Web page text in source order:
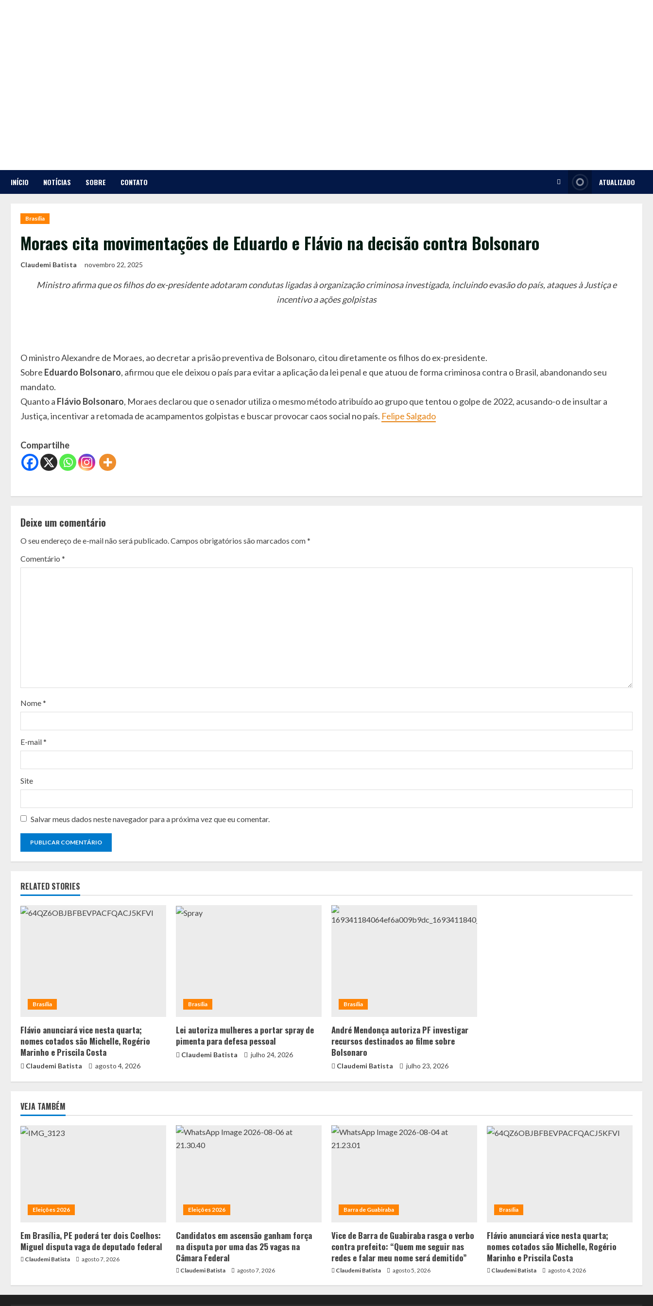
INÍCIO NOTÍCIAS SOBRE CONTATO ATUALIZADO
Brasília
Moraes cita movimentações de Eduardo e Flávio na decisão contra Bolsonaro
Claudemi Batista novembro 22, 2025
Ministro afirma que os filhos do ex-presidente adotaram condutas ligadas à organização criminosa investigada, incluindo evasão do país, ataques à Justiça e
incentivo a ações golpistas
O ministro Alexandre de Moraes, ao decretar a prisão preventiva de Bolsonaro, citou diretamente os filhos do ex-presidente.
Sobre Eduardo Bolsonaro, afirmou que ele deixou o país para evitar a aplicação da lei penal e que atuou de forma criminosa contra o Brasil, abandonando seu
mandato.
Quanto a Flávio Bolsonaro, Moraes declarou que o senador utiliza o mesmo método atribuído ao grupo que tentou o golpe de 2022, acusando-o de insultar a
Justiça, incentivar a retomada de acampamentos golpistas e buscar provocar caos social no país. Felipe Salgado
Compartilhe
C
n
t
i
a
d
i
n
g
Deixe um comentário
O seu endereço de e-mail não será publicado. Campos obrigatórios são marcados com*
Comentário *
Nome*
E-mail*
Site
Salvar meus dados neste navegador para a próxima vez que eu comentar.
RELATED STORIES
Brasília
Flávio anunciará vice nesta quarta;
nomes cotados são Michelle, Rogério
Marinho e Priscila Costa
Claudemi Batista agosto 4, 2026
Brasília
Lei autoriza mulheres a portar spray de
pimenta para defesa pessoal
Claudemi Batista julho 24, 2026
Brasília
André Mendonça autoriza PF investigar
recursos destinados ao filme sobre
Bolsonaro
Claudemi Batista julho 23, 2026
VEJA TAMBÉM
Eleições 2026
Em Brasília, PE poderá ter dois Coelhos:
Miguel disputa vaga de deputado federal
Claudemi Batista agosto 7, 2026
Eleições 2026
Candidatos em ascensão ganham força
na disputa por uma das 25 vagas na
Câmara Federal
Claudemi Batista agosto 7, 2026
Barra de Guabiraba
Vice de Barra de Guabiraba rasga o verbo
contra prefeito: “Quem me seguir nas
redes e falar meu nome será demitido”
Claudemi Batista agosto 5, 2026
Brasília
Flávio anunciará vice nesta quarta;
nomes cotados são Michelle, Rogério
Marinho e Priscila Costa
Claudemi Batista agosto 4, 2026